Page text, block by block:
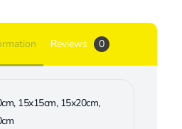
Reviews 0
15x15cm, 15x20cm,